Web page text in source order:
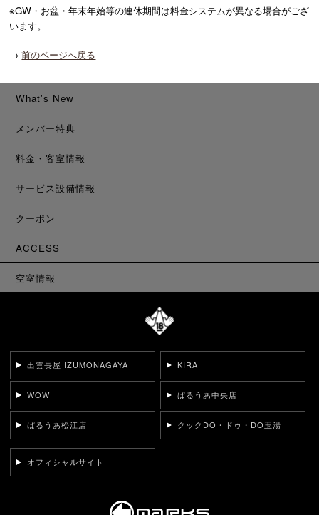
※GW・お盆・年末年始等の連休期間は料金システムが異なる場合がござ
います。
→ 前のページへ戻る
What's New
メンバー特典
料金・客室情報
サービス設備情報
クーポン
ACCESS
空室情報
出雲長屋 IZUMONAGAYA KIRA
WOW ぱるうあ中央店
ぱるうあ松江店 クックDO・ドゥ・DO玉湯
オフィシャルサイト